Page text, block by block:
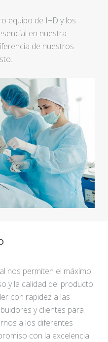
equipo de I+D y los
en nuestra
de nuestros
nos permiten el máximo
y la calidad del producto
con rapidez a las
y clientes para
a los diferentes
con la excelencia